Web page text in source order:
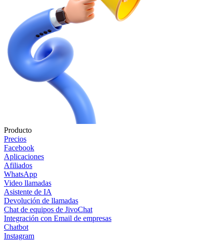
Producto
Precios
Facebook
Aplicaciones
Afiliados
WhatsApp
Video llamadas
Asistente de IA
Devolución de llamadas
Chat de equipos de JivoChat
Integración con Email de empresas
Chatbot
Instagram